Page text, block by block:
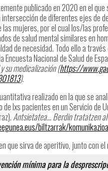
publicado en 2020 en el
de diferentes ejes de
las mujeres, por el cual los/las
de salud mental similares en
de necesidad. Todo ello a
Nacional de Salud de
su medicalización (https://
).
realizado en la que se
de lxs pacientes en un Servicio
Antsietatea… Berdin tratatzen
biltzarrak/
que sirva de aperitivo, junto con
mínima para la